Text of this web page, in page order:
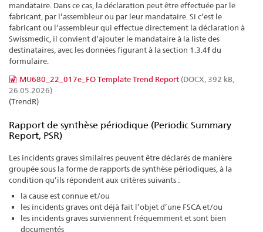
mandataire. Dans ce cas, la déclaration peut être effectuée par le
fabricant, par l’assembleur ou par leur mandataire. Si c’est le
fabricant ou l’assembleur qui effectue directement la déclaration à
Swissmedic, il convient d’ajouter le mandataire à la liste des
destinataires, avec les données figurant à la section 1.3.4fdu
formulaire.
MU680_22_017e_FO Template Trend Report (DOCX, 392 kB,
26.05.2026)
(TrendR)
Rapport de synthèse périodique (Periodic Summary
Report, PSR)
Les incidents graves similaires peuvent être déclarés de manière
groupée sous la forme de rapports de synthèse périodiques, à la
condition qu’ils répondent aux critères suivants :
la cause est connue et/ou
les incidents graves ont déjà fait l’objet d’une FSCA et/ou
les incidents graves surviennent fréquemment et sont bien
documentés